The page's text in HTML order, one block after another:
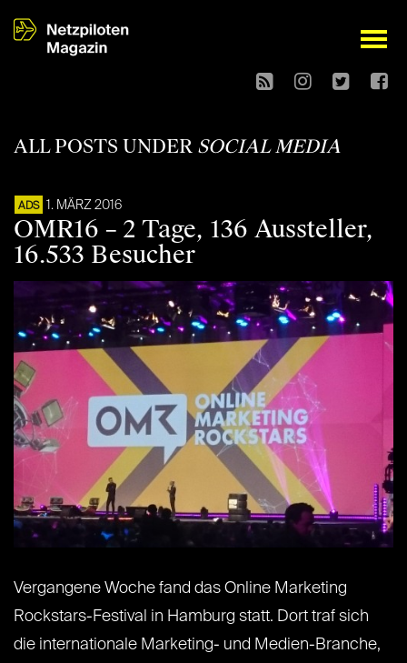
open
ALL POSTS UNDER SOCIAL MEDIA
ADS 1. MÄRZ 2016
OMR16 – 2 Tage, 136 Aussteller,
16.533 Besucher
Vergangene Woche fand das Online Marketing
Rockstars-Festival in Hamburg statt. Dort traf sich
die internationale Marketing- und Medien-Branche,